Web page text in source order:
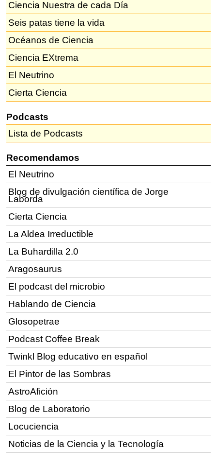
Ciencia Nuestra de cada Día
Seis patas tiene la vida
Océanos de Ciencia
Ciencia EXtrema
El Neutrino
Cierta Ciencia
Podcasts
Lista de Podcasts
Recomendamos
El Neutrino
Blog de divulgación científica de Jorge
Laborda
Cierta Ciencia
La Aldea Irreductible
La Buhardilla 2.0
Aragosaurus
El podcast del microbio
Hablando de Ciencia
Glosopetrae
Podcast Coffee Break
Twinkl Blog educativo en español
El Pintor de las Sombras
AstroAfición
Blog de Laboratorio
Locuciencia
Noticias de la Ciencia y la Tecnología